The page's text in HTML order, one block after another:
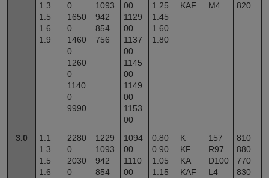
1.3
1.5
1.6
1.9
0
1650
0
1460
0
1260
0
1140
0
9990
1093
942
854
756
00
1129
00
1137
00
1145
00
1149
00
1153
00
1.25
1.45
1.60
1.80
KAF
M4
820
3.0
1.1
1.3
1.5
1.6
2280
0
2030
0
1229
1093
942
854
1094
00
1110
00
0.80
0.90
1.05
1.15
K
KF
KA
KAF
157
R97
D100
L4
810
880
770
830